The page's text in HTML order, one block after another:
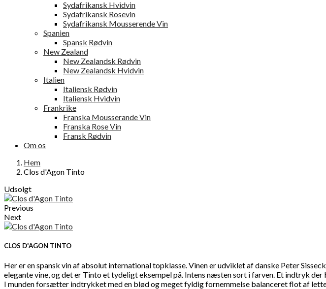
Sydafrikansk Hvidvin
Sydafrikansk Rosevin
Sydafrikansk Mousserende Vin
Spanien
Spansk Rødvin
New Zealand
New Zealandsk Rødvin
New Zealandsk Hvidvin
Italien
Italiensk Rødvin
Italiensk Hvidvin
Frankrike
Franska Mousserande Vin
Franska Rose Vin
Fransk Rødvin
Om os
Hem
Clos d'Agon Tinto
Udsolgt
Previous
Next
CLOS D'AGON TINTO
Her er en spansk vin af absolut international topklasse. Vinen er udviklet af danske Peter
elegante vine, og det er Tinto et tydeligt eksempel på. Intens næsten sort i farven. Et indtryk
I munden forsætter indtrykket med en blød og meget fyldig fornemmelse balanceret flot af